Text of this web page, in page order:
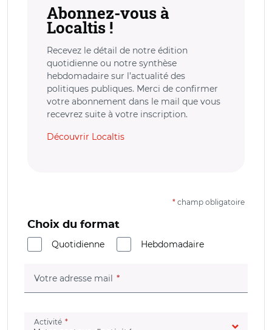
Abonnez-vous à
Localtis !
Recevez le détail de notre édition
quotidienne ou notre synthèse
hebdomadaire sur l’actualité des
politiques publiques. Merci de confirmer
votre abonnement dans le mail que vous
recevrez suite à votre inscription.
Découvrir Localtis
* champ obligatoire
Choix du format
Quotidienne
Hebdomadaire
Votre adresse mail (champ obligatoire)
Activité (champ obligatoire)